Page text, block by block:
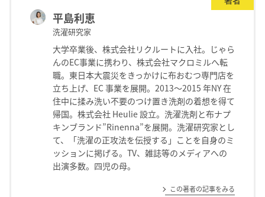
平島利恵
洗濯研究家
大学卒業後、株式会社リクルートに入社。じゃら
んのEC事業に携わり、株式会社マクロミルへ転
職。東日本大震災をきっかけに布おむつ専門店を
立ち上げ、EC 事業を展開。2013～2015 年NY 在
住中に揉み洗い不要のつけ置き洗剤の着想を得て
帰国。株式会社 Heulie 設立。洗濯洗剤と布ナプ
キンブランド”Rinenna”を展開。洗濯研究家とし
て、「洗濯の正攻法を伝授する」ことを自身のミ
ッションに掲げる。TV、雑誌等のメディアへの
出演多数。四児の母。
この著者の記事をみる